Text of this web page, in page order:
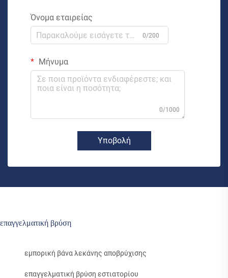
Όνομα εταιρείας
0/200
Μήνυμα
0/1000
Υποβολή
επαγγελματική βρύση
εμπορική βάνα λεκάνης αποβρύχισης
επαγγελματική βρύση εστιατορίου